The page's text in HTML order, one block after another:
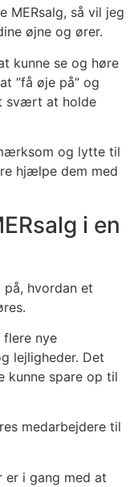
MERsalg, så vil jeg
øjne og ører.
kunne se og høre
”få øje på” og
svært at holde
og lytte til
hjælpe dem med
i en
hvordan et
nye
lejligheder. Det
kunne spare op til
medarbejdere til
er i gang med at